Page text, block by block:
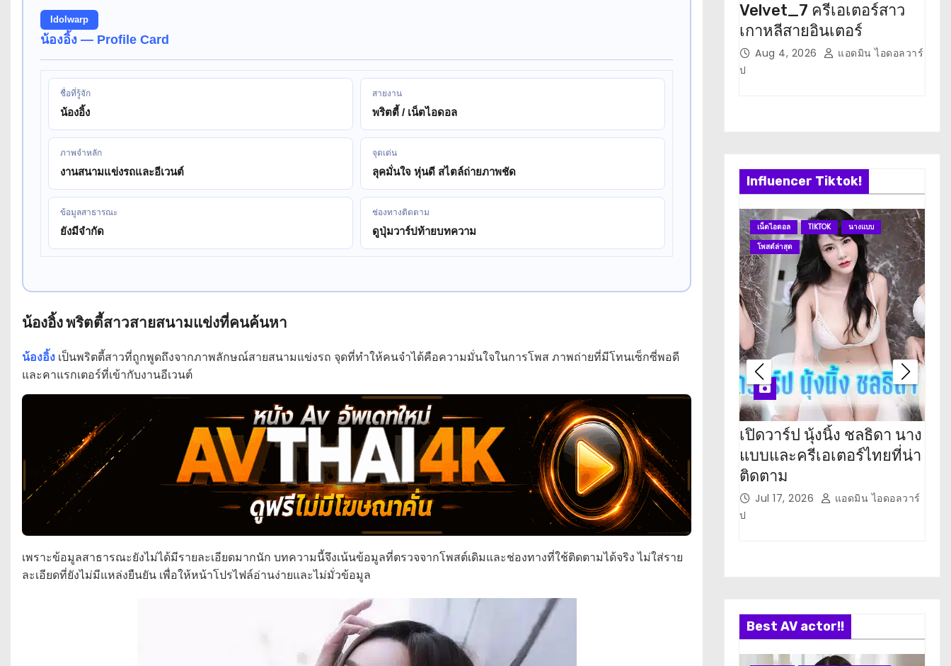
Idolwarp
น้องอิ้ง — Profile Card
ชื่อที่รู้จัก
น้องอิ้ง
สายงาน
พริตตี้ / เน็ตไอดอล
ภาพจำหลัก
งานสนามแข่งรถและอีเวนต์
จุดเด่น
ลุคมั่นใจ หุ่นดี สไตล์ถ่ายภาพชัด
ข้อมูลสาธารณะ
ยังมีจำกัด
ช่องทางติดตาม
ดูปุ่มวาร์ปท้ายบทความ
น้องอิ้ง พริตตี้สาวสายสนามแข่งที่คนค้นหา
น้องอิ้ง เป็นพริตตี้สาวที่ถูกพูดถึงจากภาพลักษณ์สายสนามแข่งรถ จุดที่ทำให้คนจำได้คือความมั่นใจในการโพส ภาพถ่ายที่มีโทนเซ็กซี่พอดี
และคาแรกเตอร์ที่เข้ากับงานอีเวนต์
เพราะข้อมูลสาธารณะยังไม่ได้มีรายละเอียดมากนัก บทความนี้จึงเน้นข้อมูลที่ตรวจจากโพสต์เดิมและช่องทางที่ใช้ติดตามได้จริง ไม่ใส่ราย
ละเอียดที่ยังไม่มีแหล่งยืนยัน เพื่อให้หน้าโปรไฟล์อ่านง่ายและไม่มั่วข้อมูล
Velvet_7 ครีเอเตอร์สาว
เกาหลีสายอินเตอร์
Aug 4, 2026
แอดมิน ไอดอลวาร์
ป
Influencer Tiktok!
เน็ตไอดอล TIKTOK
นางแบบ
โพสต์ล่าสุด
เปิดวาร์ป นุ้งนิ้ง ชลธิดา นาง
แบบและครีเอเตอร์ไทยที่น่า
ติดตาม
Jul 17, 2026
แอดมิน ไอดอลวาร์
ป
Best AV actor!!